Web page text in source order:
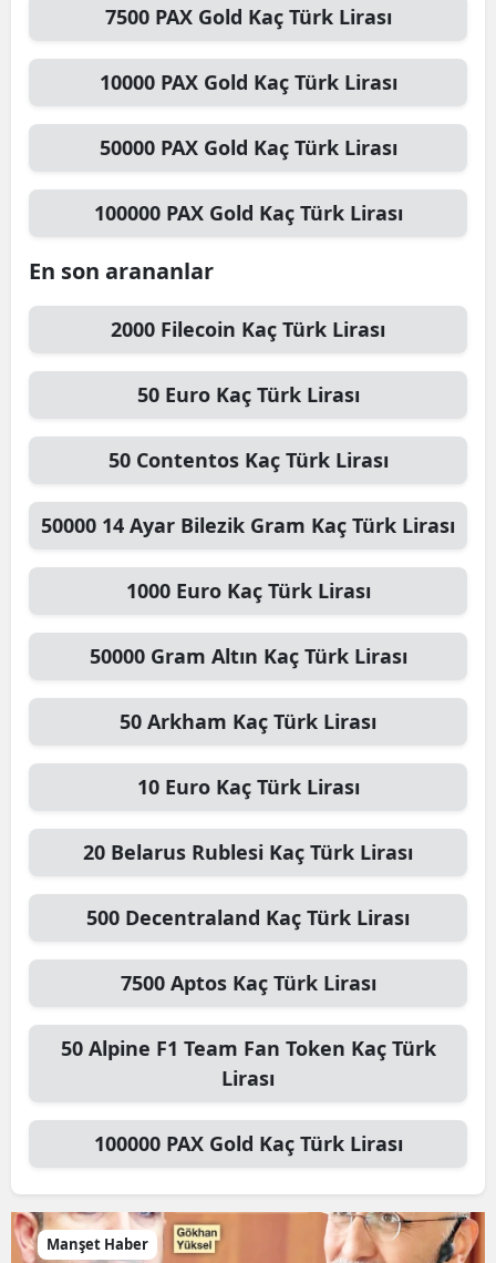
7500 PAX Gold Kaç Türk Lirası
10000 PAX Gold Kaç Türk Lirası
50000 PAX Gold Kaç Türk Lirası
100000 PAX Gold Kaç Türk Lirası
En son arananlar
2000 Filecoin Kaç Türk Lirası
50 EuroKaç Türk Lirası
50 Contentos Kaç Türk Lirası
50000 14 Ayar Bilezik Gram Kaç Türk Lirası
1000 EuroKaç Türk Lirası
50000 Gram Altın Kaç Türk Lirası
50 Arkham Kaç Türk Lirası
10 EuroKaç Türk Lirası
20 Belarus Rublesi Kaç Türk Lirası
500 Decentraland Kaç Türk Lirası
7500 Aptos Kaç Türk Lirası
50 Alpine F1 Team Fan Token Kaç Türk
Lirası
100000 PAX Gold Kaç Türk Lirası
Manşet Haber